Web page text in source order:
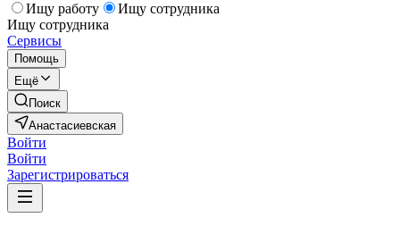
Ищу работу
Ищу сотрудника
Ищу сотрудника
Сервисы
Помощь
Ещё
Поиск
Анастасиевская
Войти
Войти
Зарегистрироваться